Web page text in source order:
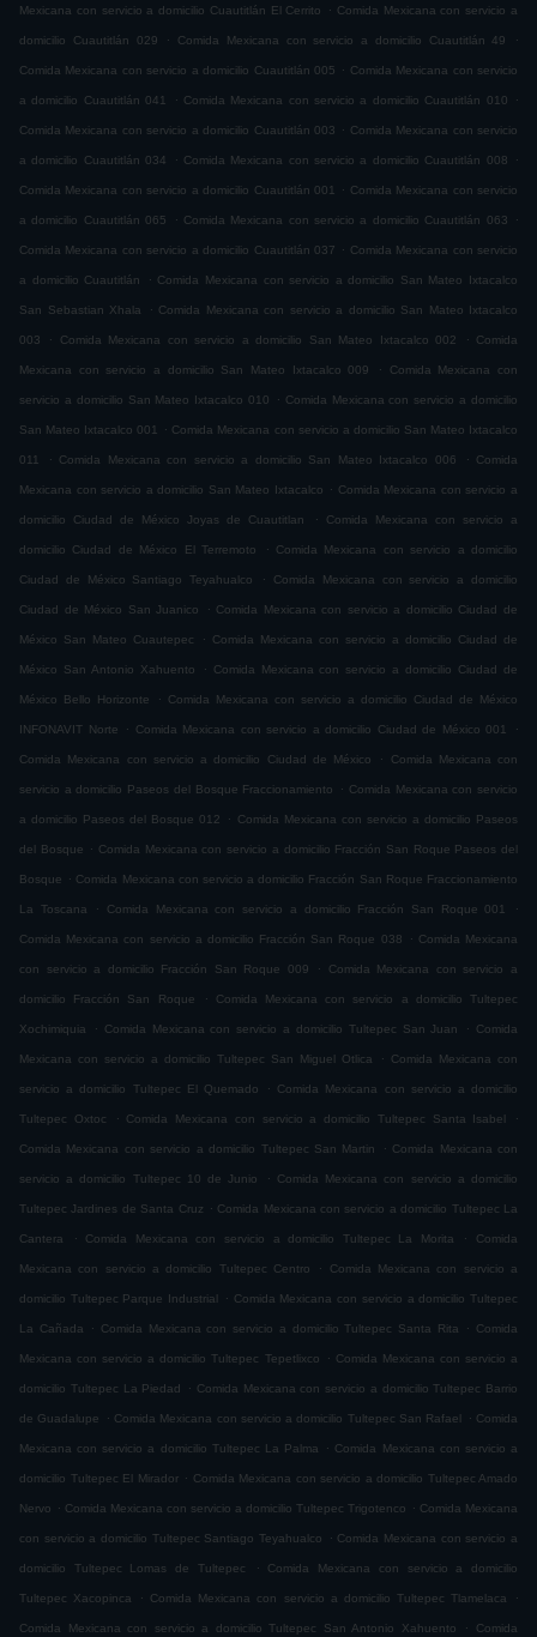
Mexicana con servicio a domicilio Cuautitlán El Cerrito . Comida Mexicana con servicio a
domicilio Cuautitlán 029 . Comida Mexicana con servicio a domicilio Cuautitlán 49 .
Comida Mexicana con servicio a domicilio Cuautitlán 005 . Comida Mexicana con servicio
a domicilio Cuautitlán 041 . Comida Mexicana con servicio a domicilio Cuautitlán 010 .
Comida Mexicana con servicio a domicilio Cuautitlán 003 . Comida Mexicana con servicio
a domicilio Cuautitlán 034 . Comida Mexicana con servicio a domicilio Cuautitlán 008 .
Comida Mexicana con servicio a domicilio Cuautitlán 001 . Comida Mexicana con servicio
a domicilio Cuautitlán 065 . Comida Mexicana con servicio a domicilio Cuautitlán 063 .
Comida Mexicana con servicio a domicilio Cuautitlán 037 . Comida Mexicana con servicio
a domicilio Cuautitlán . Comida Mexicana con servicio a domicilio San Mateo Ixtacalco
San Sebastian Xhala . Comida Mexicana con servicio a domicilio San Mateo Ixtacalco
003 . Comida Mexicana con servicio a domicilio San Mateo Ixtacalco 002 . Comida
Mexicana con servicio a domicilio San Mateo Ixtacalco 009 . Comida Mexicana con
servicio a domicilio San Mateo Ixtacalco 010 . Comida Mexicana con servicio a domicilio
San Mateo Ixtacalco 001 . Comida Mexicana con servicio a domicilio San Mateo Ixtacalco
011 . Comida Mexicana con servicio a domicilio San Mateo Ixtacalco 006 . Comida
Mexicana con servicio a domicilio San Mateo Ixtacalco . Comida Mexicana con servicio a
domicilio Ciudad de México Joyas de Cuautitlan . Comida Mexicana con servicio a
domicilio Ciudad de México El Terremoto . Comida Mexicana con servicio a domicilio
Ciudad de México Santiago Teyahualco . Comida Mexicana con servicio a domicilio
Ciudad de México San Juanico . Comida Mexicana con servicio a domicilio Ciudad de
México San Mateo Cuautepec . Comida Mexicana con servicio a domicilio Ciudad de
México San Antonio Xahuento . Comida Mexicana con servicio a domicilio Ciudad de
México Bello Horizonte . Comida Mexicana con servicio a domicilio Ciudad de México
INFONAVIT Norte . Comida Mexicana con servicio a domicilio Ciudad de México 001 .
Comida Mexicana con servicio a domicilio Ciudad de México . Comida Mexicana con
servicio a domicilio Paseos del Bosque Fraccionamiento . Comida Mexicana con servicio
a domicilio Paseos del Bosque 012 . Comida Mexicana con servicio a domicilio Paseos
del Bosque . Comida Mexicana con servicio a domicilio Fracción San Roque Paseos del
Bosque . Comida Mexicana con servicio a domicilio Fracción San Roque Fraccionamiento
La Toscana . Comida Mexicana con servicio a domicilio Fracción San Roque 001 .
Comida Mexicana con servicio a domicilio Fracción San Roque 038 . Comida Mexicana
con servicio a domicilio Fracción San Roque 009 . Comida Mexicana con servicio a
domicilio Fracción San Roque . Comida Mexicana con servicio a domicilio Tultepec
Xochimiquia . Comida Mexicana con servicio a domicilio Tultepec San Juan . Comida
Mexicana con servicio a domicilio Tultepec San Miguel Otlica . Comida Mexicana con
servicio a domicilio Tultepec El Quemado . Comida Mexicana con servicio a domicilio
Tultepec Oxtoc . Comida Mexicana con servicio a domicilio Tultepec Santa Isabel .
Comida Mexicana con servicio a domicilio Tultepec San Martin . Comida Mexicana con
servicio a domicilio Tultepec 10 de Junio . Comida Mexicana con servicio a domicilio
Tultepec Jardines de Santa Cruz . Comida Mexicana con servicio a domicilio Tultepec La
Cantera . Comida Mexicana con servicio a domicilio Tultepec La Morita . Comida
Mexicana con servicio a domicilio Tultepec Centro . Comida Mexicana con servicio a
domicilio Tultepec Parque Industrial . Comida Mexicana con servicio a domicilio Tultepec
La Cañada . Comida Mexicana con servicio a domicilio Tultepec Santa Rita . Comida
Mexicana con servicio a domicilio Tultepec Tepetlixco . Comida Mexicana con servicio a
domicilio Tultepec La Piedad . Comida Mexicana con servicio a domicilio Tultepec Barrio
de Guadalupe . Comida Mexicana con servicio a domicilio Tultepec San Rafael . Comida
Mexicana con servicio a domicilio Tultepec La Palma . Comida Mexicana con servicio a
domicilio Tultepec El Mirador . Comida Mexicana con servicio a domicilio Tultepec Amado
Nervo . Comida Mexicana con servicio a domicilio Tultepec Trigotenco . Comida Mexicana
con servicio a domicilio Tultepec Santiago Teyahualco . Comida Mexicana con servicio a
domicilio Tultepec Lomas de Tultepec . Comida Mexicana con servicio a domicilio
Tultepec Xacopinca . Comida Mexicana con servicio a domicilio Tultepec Tlamelaca .
Comida Mexicana con servicio a domicilio Tultepec San Antonio Xahuento . Comida